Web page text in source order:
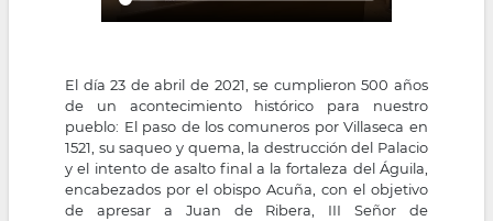
El día 23 de abril de 2021, se cumplieron 500 años
de un acontecimiento histórico para nuestro
pueblo: El paso de los comuneros por Villaseca en
1521, su saqueo y quema, la destrucción del Palacio
y el intento de asalto final a la fortaleza del Águila,
encabezados por el obispo Acuña, con el objetivo
de apresar a Juan de Ribera, III Señor de